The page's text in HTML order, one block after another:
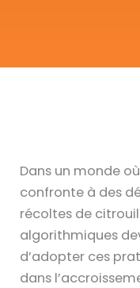
Dans un monde
confronte à des
récoltes de
algorithmiques
d’adopter ces
dans